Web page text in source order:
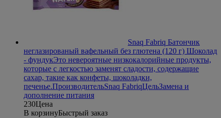
Snaq Fabriq Батончик
неглазированый вафельный без глютена (120 г) Шоколад
- фундукЭто невероятные низкокалорийные продукты,
которые с легкостью заменят сладости, содержащие
сахар, такие как конфеты, шоколадки,
печенье.ПроизводительSnaq FabriqЦельЗамена и
дополнение питания
230Цена
В корзинуБыстрый заказ